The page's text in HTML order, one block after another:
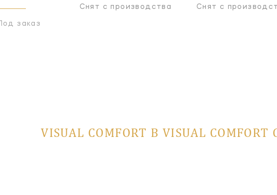
Под заказ
Снят с производства Снят с
VISUAL COMFORT В VISUAL COMFORT